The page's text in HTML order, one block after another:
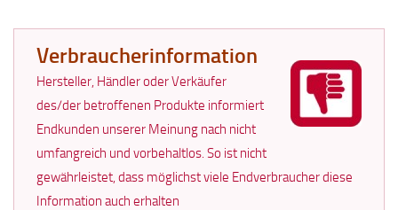
Verbraucherinformation
Hersteller, Händler oder Verkäufer
des/der betroffenen Produkte informiert
Endkunden unserer Meinung nach nicht
umfangreich und vorbehaltlos. So ist nicht
gewährleistet, dass möglichst viele Endverbraucher diese
Information auch erhalten